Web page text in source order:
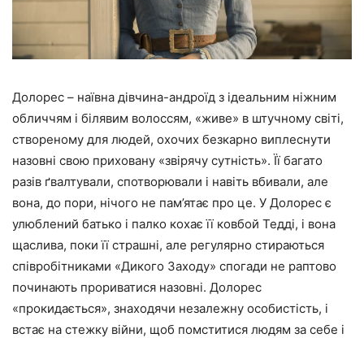
Долорес – наївна дівчина-андроїд з ідеальним ніжним
обличчям і білявим волоссям, «живе» в штучному світі,
створеному для людей, охочих безкарно виплеснути
назовні свою приховану «звірячу сутність». Її багато
разів ґвалтували, спотворювали і навіть вбивали, але
вона, до пори, нічого не пам’ятає про це. У Долорес є
улюблений батько і палко кохає її ковбой Тедді, і вона
щаслива, поки її страшні, але регулярно стираються
співробітниками «Дикого Заходу» спогади не раптово
починають прориватися назовні. Долорес
«прокидається», знаходячи незалежну особистість, і
встає на стежку війни, щоб помститися людям за себе і